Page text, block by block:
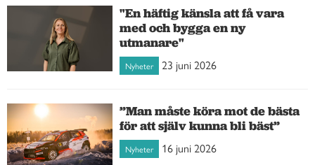
"En häftig känsla att få vara
med och bygga en ny
utmanare"
Nyheter 23 juni 2026
”Man måste köra mot de bästa
för att själv kunna bli bäst”
Nyheter 16 juni 2026